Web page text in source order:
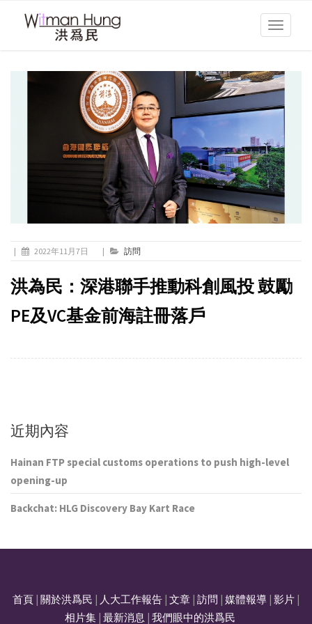
Toggle
| 2022年11月7日 | 訪問
洪為民：深港聯手推動科創風投 鼓勵
PE及VC基金前海註冊落戶
近期內容
Hainan FTP special customs operations to push high-level
opening-up
Backchat: HLG Discovery Bay Kart Race
首頁 關於洪爲民 人大工作報告 文章 訪問 媒體報導 影片
相片集| 最新消息 我們眼中的洪爲民